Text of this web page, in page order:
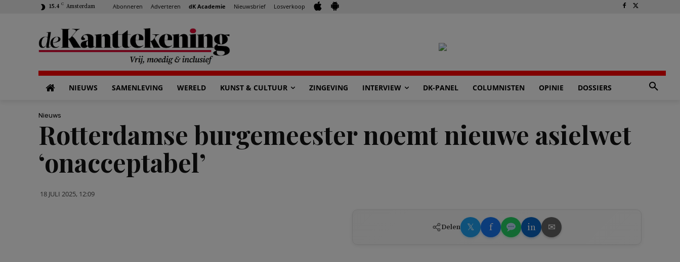
15.4 C Amsterdam Abonneren Adverteren dK Academie Nieuwsbrief Losverkoop
NIEUWS SAMENLEVING WERELD KUNST & CULTUUR ZINGEVING INTERVIEW DK-PANEL COLUMNISTEN OPINIE DOSSIERS
Nieuws
Rotterdamse burgemeester noemt nieuwe asielwet
‘onacceptabel’
18 JULI 2025, 12:09
Delen 𝕏 f in ✉